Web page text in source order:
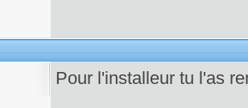
Pour l'installeur tu l'as